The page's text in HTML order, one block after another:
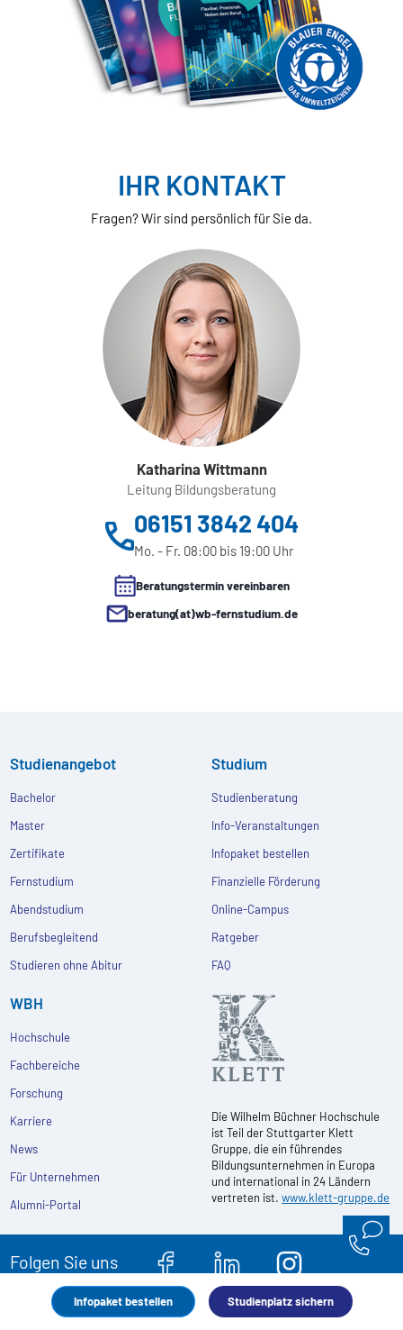
Infopaket bestellen Studienplatz sichern
IHR KONTAKT
Fragen? Wir sind persönlich für Sie da.
Katharina Wittmann
Leitung Bildungsberatung
06151 3842 404
Mo. - Fr. 08:00 bis 19:00 Uhr
Beratungstermin vereinbaren
beratung(at)wb-fernstudium.de
Studienangebot
Bachelor
Master
Zertifikate
Fernstudium
Abendstudium
Berufsbegleitend
Studieren ohne Abitur
Studium
Studienberatung
Info-Veranstaltungen
Infopaket bestellen
Finanzielle Förderung
Online-Campus
Ratgeber
FAQ
WBH
Hochschule
Fachbereiche
Forschung
Karriere
News
Für Unternehmen
Alumni-Portal
Die Wilhelm Büchner Hochschule
ist Teil der Stuttgarter Klett
Gruppe, die ein führendes
Bildungsunternehmen in Europa
und international in 24 Ländern
vertreten ist.www.klett-gruppe.de
Folgen Sie uns